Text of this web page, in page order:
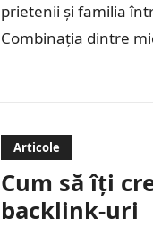
prietenii și familia
Combinația dintre
Articole
Cum să îți
backlink-uri